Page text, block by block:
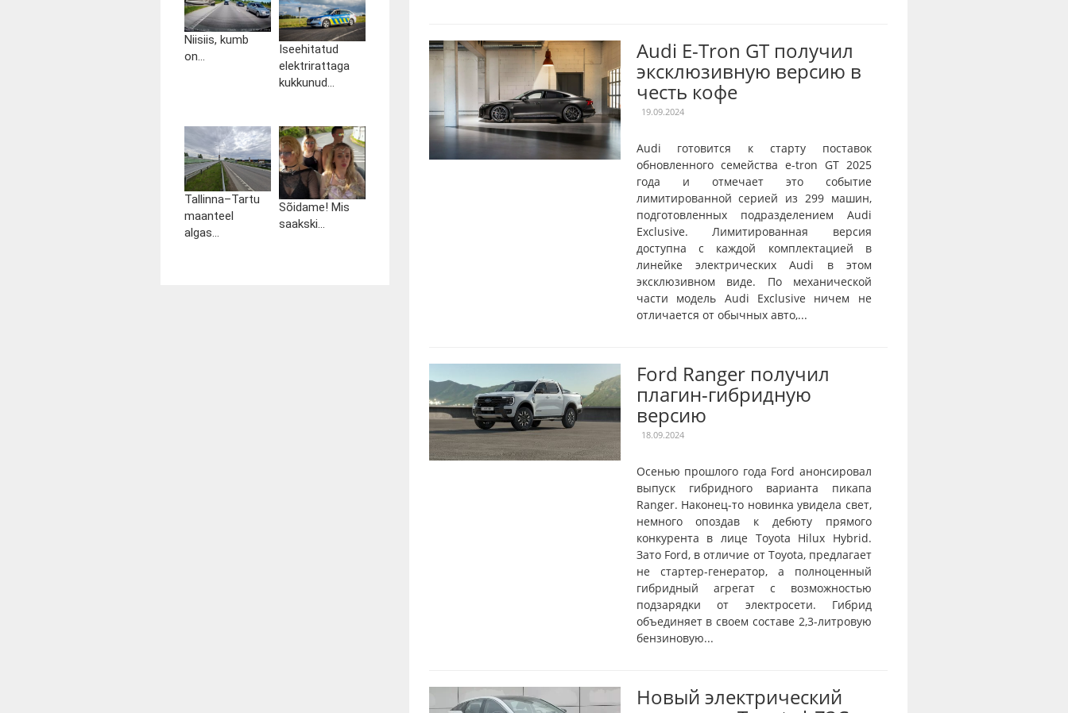
Niisiis, kumb
on...
Iseehitatud
elektrirattaga
kukkunud...
Tallinna–Tartu
maanteel
algas...
Sõidame! Mis
saakski...
Audi E-Tron GT получил
эксклюзивную версию в
честь кофе
19.09.2024
Audi готовится к старту поставок
обновленного семейства e-tron GT 2025
года и отмечает это событие
лимитированной серией из 299 машин,
подготовленных подразделением Audi
Exclusive. Лимитированная версия
доступна с каждой комплектацией в
линейке электрических Audi в этом
эксклюзивном виде. По механической
части модель Audi Exclusive ничем не
отличается от обычных авто,...
Ford Ranger получил
плагин-гибридную
версию
18.09.2024
Осенью прошлого года Ford анонсировал
выпуск гибридного варианта пикапа
Ranger. Наконец-то новинка увидела свет,
немного опоздав к дебюту прямого
конкурента в лице Toyota Hilux Hybrid.
Зато Ford, в отличие от Toyota, предлагает
не стартер-генератор, а полноценный
гибридный агрегат с возможностью
подзарядки от электросети. Гибрид
объединяет в своем составе 2,3-литровую
бензиновую...
Новый электрический